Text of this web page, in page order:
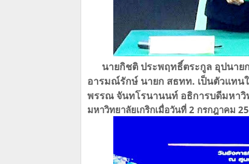
นายกิชติ ประพฤทธิ์ตระกูล อุปนาย
อารมณ์รักษ์​ นายก​ สธทท.​ เป็นตัวแทน
พรรณ จันทโรนานนท์​ อธิการบดีมหาวิ
มหาวิทยาลัยเกริกเมื่อวันที่​ 2​ กรกฎาคม